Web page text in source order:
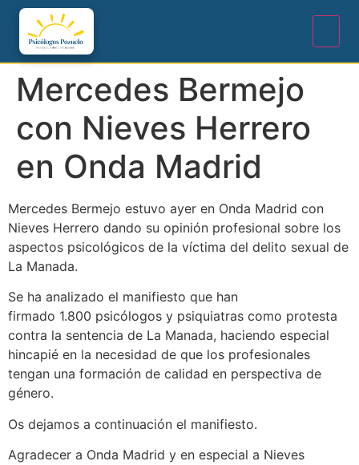
Mercedes Bermejo
con Nieves Herrero
en Onda Madrid
Mercedes Bermejo estuvo ayer en Onda Madrid con
Nieves Herrero dando su opinión profesional sobre los
aspectos psicológicos de la víctima del delito sexual de
La Manada.
Se ha analizado el manifiesto que han
firmado 1.800 psicólogos y psiquiatras como protesta
contra la sentencia de La Manada, haciendo especial
hincapié en la necesidad de que los profesionales
tengan una formación de calidad en perspectiva de
género.
Os dejamos a continuación el manifiesto.
Agradecer a Onda Madrid y en especial a Nieves